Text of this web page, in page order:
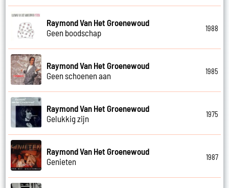
Raymond Van Het Groenewoud
Geen boodschap
1988
Raymond Van Het Groenewoud
Geen schoenen aan
1985
Raymond Van Het Groenewoud
Gelukkig zijn
1975
Raymond Van Het Groenewoud
Genieten
1987